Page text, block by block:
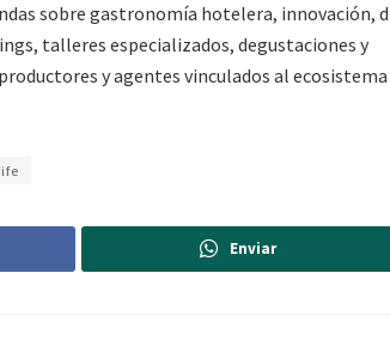
sobre gastronomía hotelera, innovación,
talleres especializados, degustaciones y
y agentes vinculados al ecosistema
Enviar